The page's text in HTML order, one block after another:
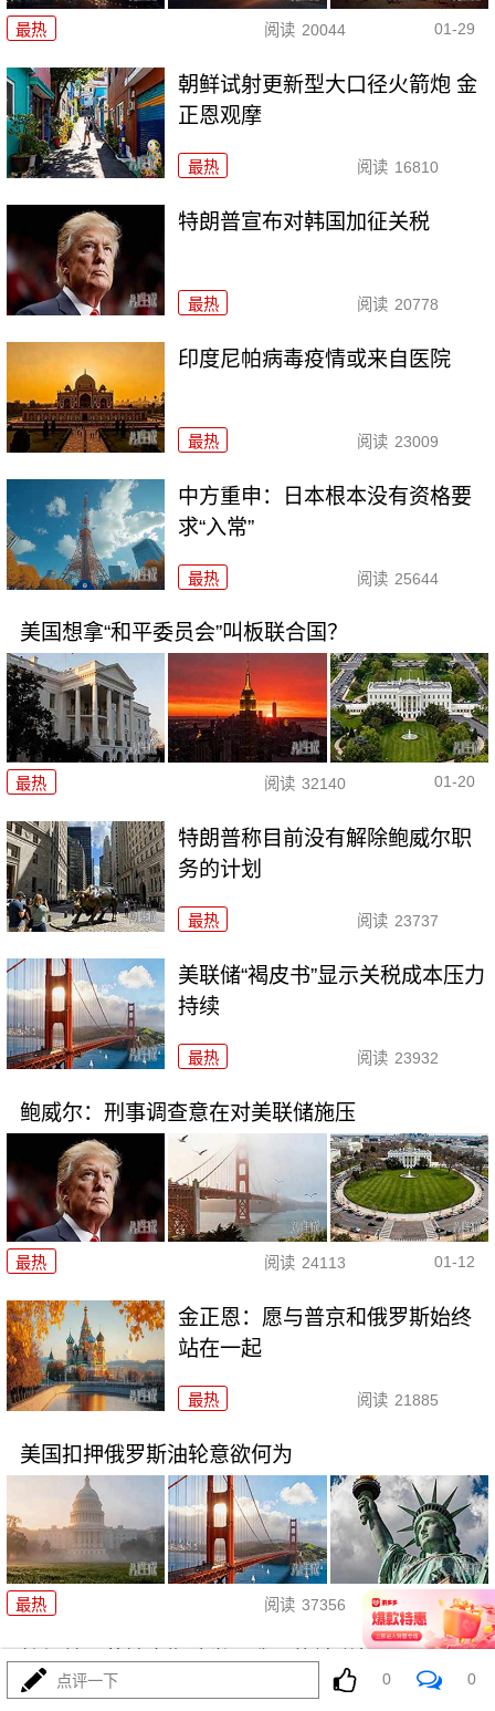
最热 阅读 20044 01-29
朝鲜试射更新型大口径火箭炮 金
正恩观摩
最热 阅读 16810
特朗普宣布对韩国加征关税
最热 阅读 20778
印度尼帕病毒疫情或来自医院
最热 阅读 23009
中方重申：日本根本没有资格要
求“入常”
最热 阅读 25644
美国想拿“和平委员会”叫板联合国？
最热 阅读 32140 01-20
特朗普称目前没有解除鲍威尔职
务的计划
最热 阅读 23737
美联储“褐皮书”显示关税成本压力
持续
最热 阅读 23932
鲍威尔：刑事调查意在对美联储施压
最热 阅读 24113 01-12
金正恩：愿与普京和俄罗斯始终
站在一起
最热 阅读 21885
美国扣押俄罗斯油轮意欲何为
最热 阅读 37356 01-08
特朗普：若输中期选举，我可能被弹劾
点评一下 0 0